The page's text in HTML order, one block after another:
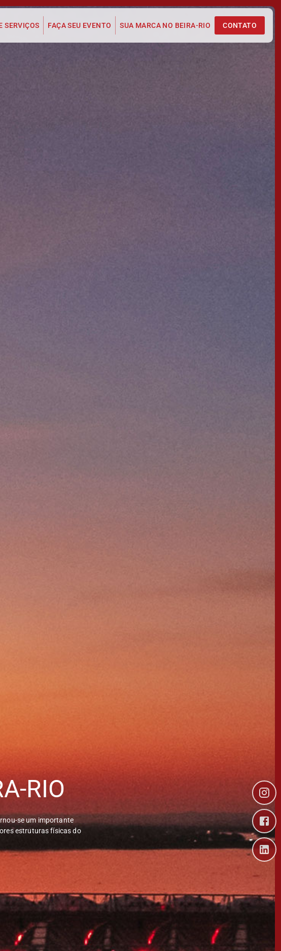
SERVIÇOS FAÇA SEU EVENTO SUA MARCA NO BEIRA-RIO CONTATO
RIO
se um importante
estruturas físicas do